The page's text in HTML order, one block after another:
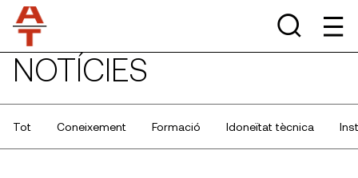
NOTÍCIES
Tot Coneixement Formació Idoneïtat tècnica